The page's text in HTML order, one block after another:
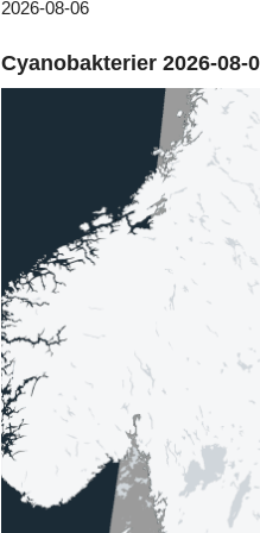
2026-08-06
Cyanobakterier 2026-08-